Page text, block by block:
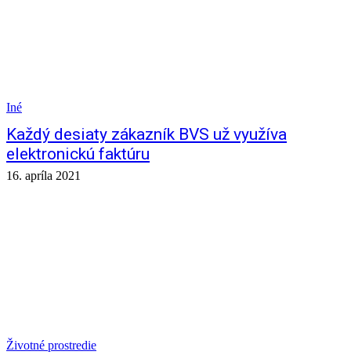
Iné
Každý desiaty zákazník BVS už využíva
elektronickú faktúru
16. apríla 2021
Životné prostredie